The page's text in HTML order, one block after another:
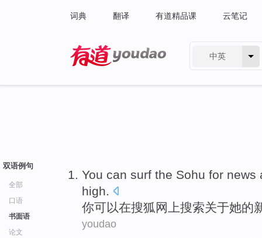
词典 翻译 有道精品课 云笔记
中英
双语例句
全部
口语
书面语
论文
You can surf the Sohu for news
high.
你可以在搜狐网上搜索关于她的
youdao